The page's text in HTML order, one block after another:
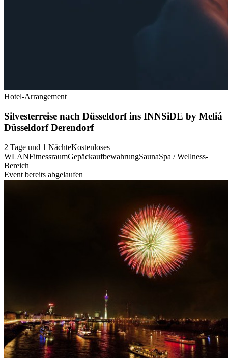
Hotel-Arrangement
Silvesterreise nach Düsseldorf ins INNSiDE by Meliá
Düsseldorf Derendorf
2 Tage und 1 NächteKostenloses
WLANFitnessraumGepäckaufbewahrungSaunaSpa / Wellness-
Bereich
Event bereits abgelaufen